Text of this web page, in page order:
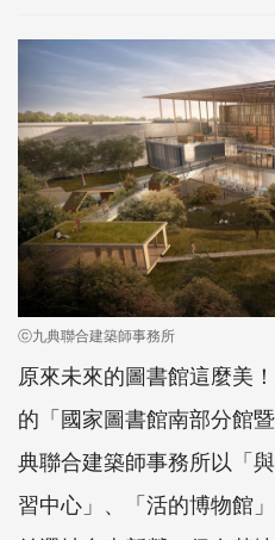
ⓒ九典聯合建築師事務所
原來未來的圖書館這麼美
的「國家圖書館南部分館
典聯合建築師事務所以「
習中心」、「活的博物館